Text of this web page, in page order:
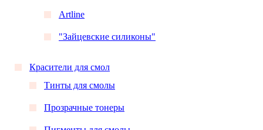
Artline
"Зайцевские силиконы"
Красители для смол
Тинты для смолы
Прозрачные тонеры